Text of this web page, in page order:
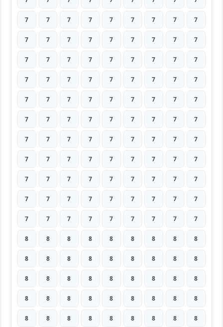
7 7 7 7 7 7 7 7 7
7 7 7 7 7 7 7 7 7
7 7 7 7 7 7 7 7 7
7 7 7 7 7 7 7 7 7
7 7 7 7 7 7 7 7 7
7 7 7 7 7 7 7 7 7
7 7 7 7 7 7 7 7 7
7 7 7 7 7 7 7 7 7
7 7 7 7 7 7 7 7 7
7 7 7 7 7 7 7 7 7
7 7 7 7 7 7 7 7 7
8 8 8 8 8 8 8 8 8
8 8 8 8 8 8 8 8 8
8 8 8 8 8 8 8 8 8
8 8 8 8 8 8 8 8 8
8 8 8 8 8 8 8 8 8